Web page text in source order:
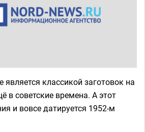
является классикой заготовок на
в советские времена. А этот
и вовсе датируется 1952-м